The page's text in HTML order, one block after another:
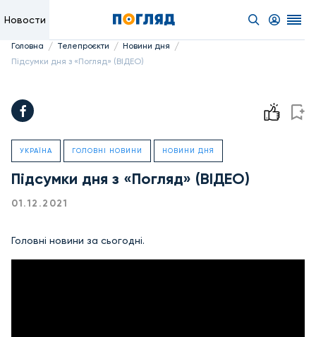
Новости
Головна / Телепроєкти / Новини дня /
Підсумки дня з «Погляд» (ВІДЕО)
УКРАЇНА ГОЛОВНІ НОВИНИ НОВИНИ ДНЯ
Підсумки дня з «Погляд» (ВІДЕО)
01.12.2021
Головні новини за сьогодні.